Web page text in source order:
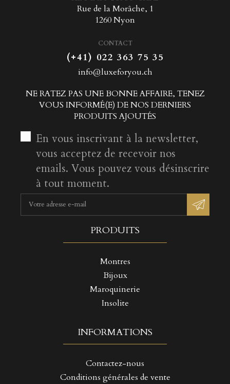
Rue de la Morâche, 1
1260 Nyon
CONTACT
(+41) 022 363 75 35
info@luxeforyou.ch
NE RATEZ PAS UNE BONNE AFFAIRE, TENEZ
VOUS INFORMÉ(E) DE NOS DERNIERS
PRODUITS AJOUTÉS
En vous inscrivant à la newsletter,
vous acceptez de recevoir nos
emails. Vous pouvez vous désinscrire
à tout moment.
PRODUITS
Montres
Bijoux
Maroquinerie
Insolite
INFORMATIONS
Contactez-nous
Conditions générales de vente